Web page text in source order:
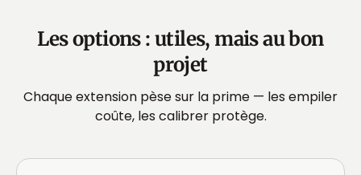
Les options : utiles, mais au bon
projet
Chaque extension pèse sur la prime — les empiler
coûte, les calibrer protège.